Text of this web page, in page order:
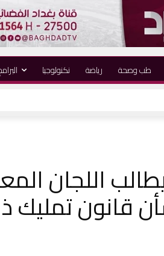
نكنولوجيا رياضة طب وصحة
اللجان
قانون